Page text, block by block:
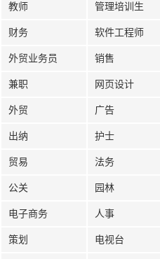
教师 管理培训生
财务 软件工程师
外贸业务员 销售
兼职 网页设计
外贸 广告
出纳 护士
贸易 法务
公关 园林
电子商务 人事
策划 电视台